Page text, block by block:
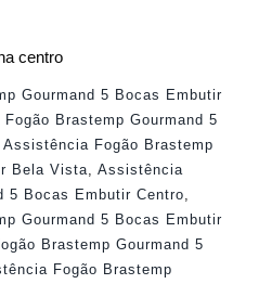
centro
Gourmand 5 Bocas Embutir
Brastemp Gourmand 5
Assistência Fogão Brastemp
Bela Vista
Assistência
5 Bocas Embutir Centro
Gourmand 5 Bocas Embutir
Brastemp Gourmand 5
Fogão Brastemp